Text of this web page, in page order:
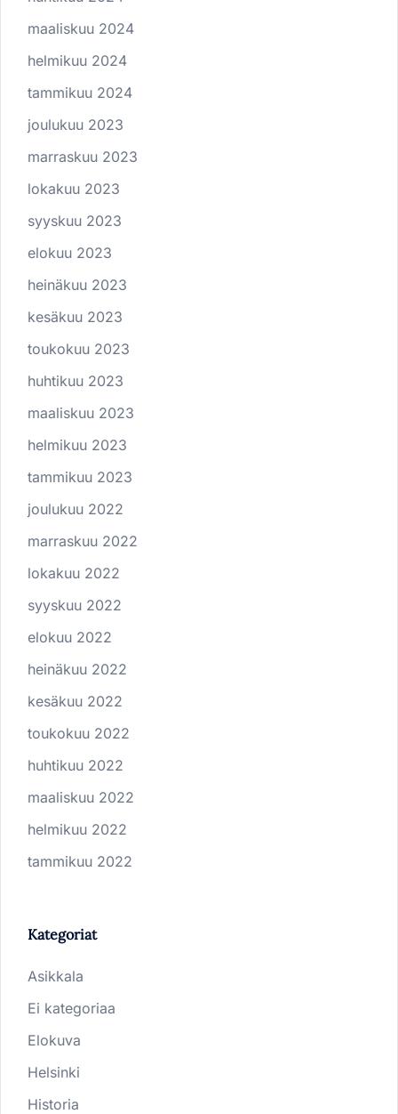
maaliskuu 2024
helmikuu 2024
tammikuu 2024
joulukuu 2023
marraskuu 2023
lokakuu 2023
syyskuu 2023
elokuu 2023
heinäkuu 2023
kesäkuu 2023
toukokuu 2023
huhtikuu 2023
maaliskuu 2023
helmikuu 2023
tammikuu 2023
joulukuu 2022
marraskuu 2022
lokakuu 2022
syyskuu 2022
elokuu 2022
heinäkuu 2022
kesäkuu 2022
toukokuu 2022
huhtikuu 2022
maaliskuu 2022
helmikuu 2022
tammikuu 2022
Kategoriat
Asikkala
Ei kategoriaa
Elokuva
Helsinki
Historia